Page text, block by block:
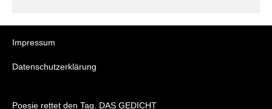
Impressum
Datenschutzerklärung
Poesie rettet den Tag. DAS GEDICHT